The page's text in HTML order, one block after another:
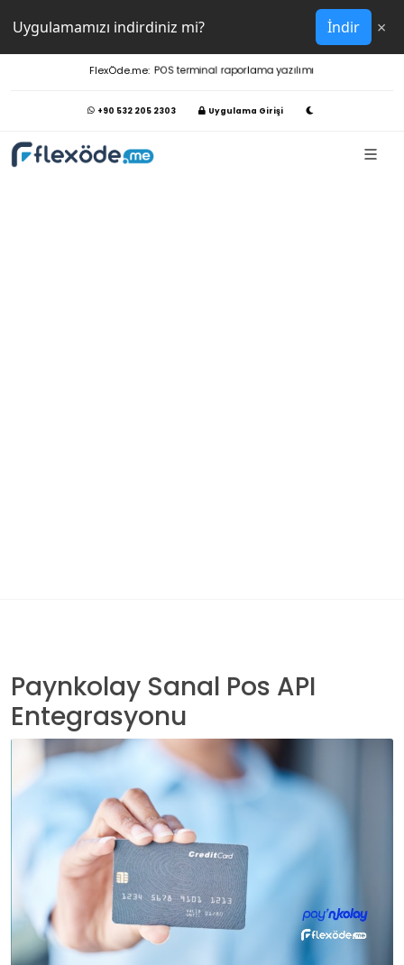
Uygulamamızı indirdiniz mi? İndir ×
FlexÖde.me: POS terminal raporlama yazılımı
+90 532 205 2303 Uygulama Girişi
Paynkolay Sanal Pos API
Entegrasyonu